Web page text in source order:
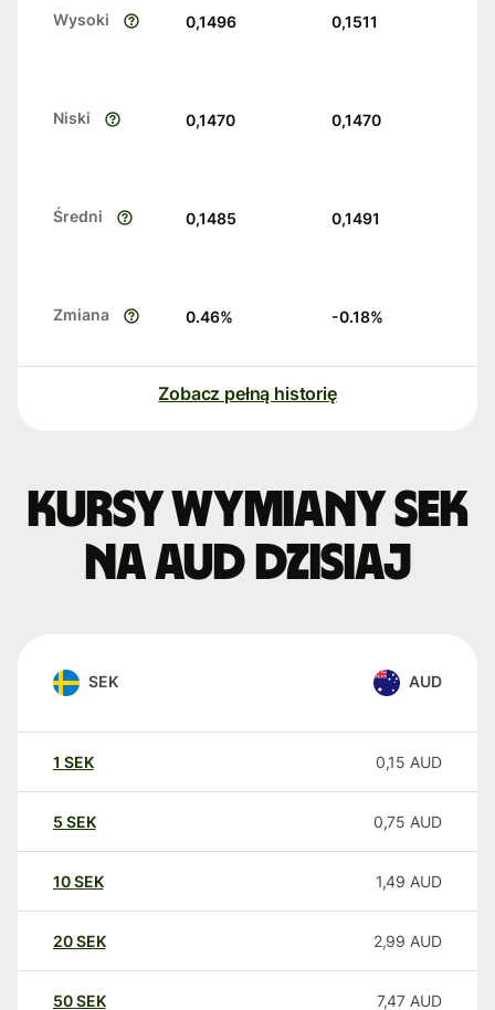
Wysoki 0,1496 0,1511
Niski 0,1470 0,1470
Średni 0,1485 0,1491
Zmiana 0.46% -0.18%
Zobacz pełną historię
Kursy wymiany SEK
na AUD dzisiaj
SEK AUD
1 SEK 0,15 AUD
5 SEK 0,75 AUD
10SEK 1,49 AUD
20SEK 2,99 AUD
50SEK 7,47 AUD